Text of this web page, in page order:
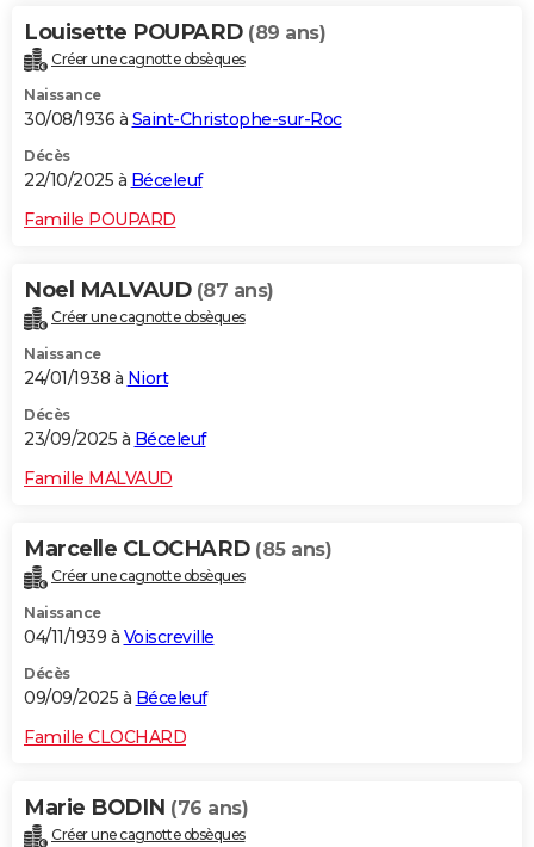
Louisette POUPARD (89 ans)
Créer une cagnotte obsèques
Naissance
30/08/1936 à Saint-Christophe-sur-Roc
Décès
22/10/2025 à Béceleuf
Famille POUPARD
Noel MALVAUD (87 ans)
Créer une cagnotte obsèques
Naissance
24/01/1938 à Niort
Décès
23/09/2025 à Béceleuf
Famille MALVAUD
Marcelle CLOCHARD (85 ans)
Créer une cagnotte obsèques
Naissance
04/11/1939 à Voiscreville
Décès
09/09/2025 à Béceleuf
Famille CLOCHARD
Marie BODIN (76 ans)
Créer une cagnotte obsèques